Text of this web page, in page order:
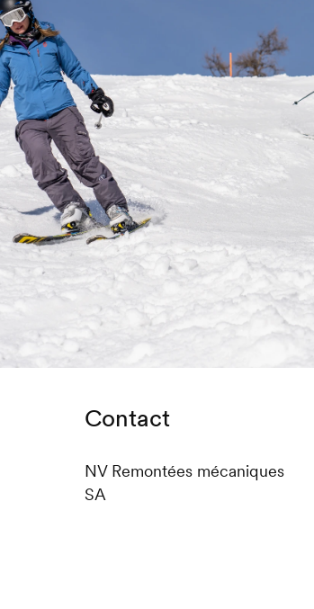
Contact
NV Remontées mécaniques
SA